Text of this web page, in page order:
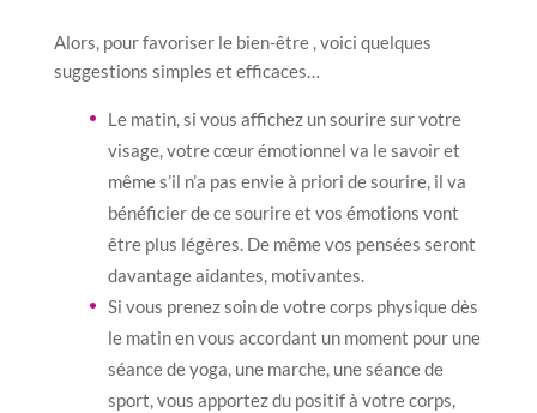
Alors, pour favoriser le bien-être , voici quelques
suggestions simples et efficaces…
Le matin, si vous affichez un sourire sur votre
visage, votre cœur émotionnel va le savoir et
même s’il n’a pas envie à priori de sourire, il va
bénéficier de ce sourire et vos émotions vont
être plus légères. De même vos pensées seront
davantage aidantes, motivantes.
Si vous prenez soin de votre corps physique dès
le matin en vous accordant un moment pour une
séance de yoga, une marche, une séance de
sport, vous apportez du positif à votre corps,